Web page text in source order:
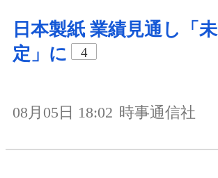
日本製紙 業績見通し「未
定」に
4
08月05日 18:02 時事通信社